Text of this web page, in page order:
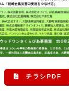
チラシPDF